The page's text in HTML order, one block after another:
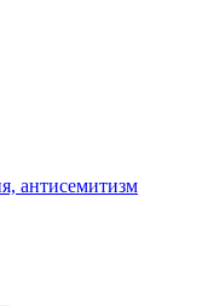
антисемитизм